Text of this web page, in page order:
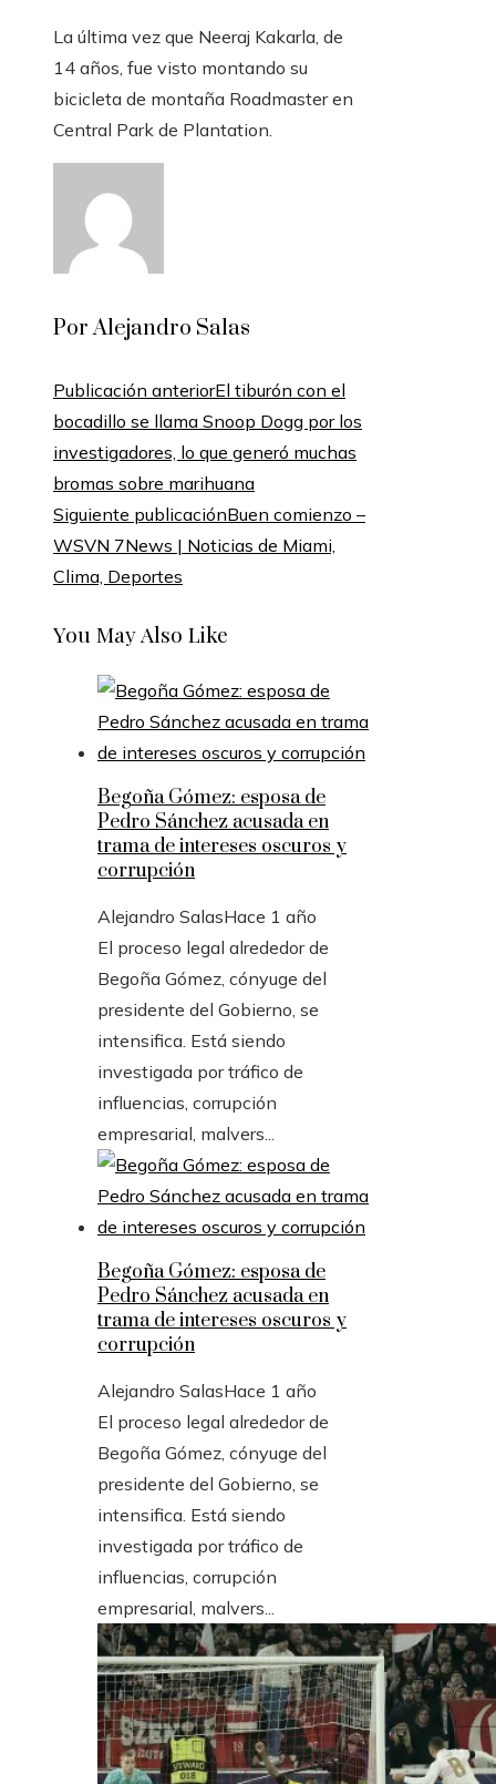
La última vez que Neeraj Kakarla, de
14 años, fue visto montando su
bicicleta de montaña Roadmaster en
Central Park de Plantation.
Por Alejandro Salas
Publicación anteriorEl tiburón con el
bocadillo se llama Snoop Dogg por los
investigadores, lo que generó muchas
bromas sobre marihuana
Siguiente publicaciónBuen comienzo –
WSVN 7News | Noticias de Miami,
Clima, Deportes
You May Also Like
Begoña Gómez: esposa de
Pedro Sánchez acusada en
trama de intereses oscuros y
corrupción
Alejandro SalasHace 1 año
El proceso legal alrededor de
Begoña Gómez, cónyuge del
presidente del Gobierno, se
intensifica. Está siendo
investigada por tráfico de
influencias, corrupción
empresarial, malvers...
Begoña Gómez: esposa de
Pedro Sánchez acusada en
trama de intereses oscuros y
corrupción
Alejandro SalasHace 1 año
El proceso legal alrededor de
Begoña Gómez, cónyuge del
presidente del Gobierno, se
intensifica. Está siendo
investigada por tráfico de
influencias, corrupción
empresarial, malvers...